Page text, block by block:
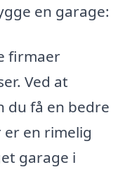
en garage:
firmaer
Ved at
du få en bedre
en rimelig
garage i